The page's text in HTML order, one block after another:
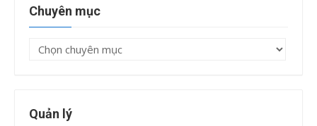
Chuyên mục
Chuyên
Quản lý